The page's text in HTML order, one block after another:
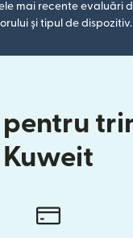
mai recente
și tipul de dispozitiv.
Kuweit